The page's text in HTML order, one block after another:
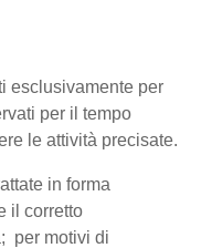
esclusivamente per
per il tempo
le attività precisate.
in forma
il corretto
per motivi di